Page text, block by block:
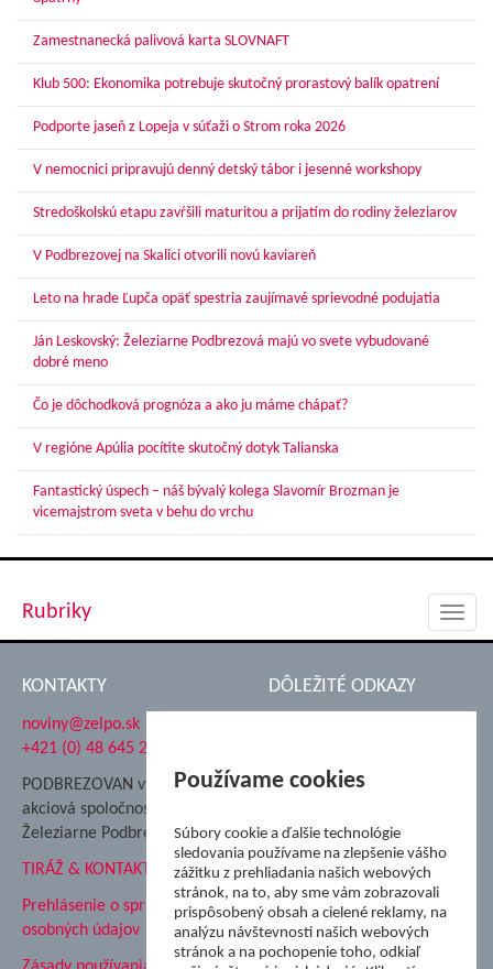
Zamestnanecká palivová karta SLOVNAFT
Klub 500: Ekonomika potrebuje skutočný prorastový balík opatrení
Podporte jaseň z Lopeja v súťaži o Strom roka 2026
V nemocnici pripravujú denný detský tábor i jesenné workshopy
Stredoškolskú etapu zavŕšili maturitou a prijatím do rodiny železiarov
V Podbrezovej na Skalici otvorili novú kaviareň
Leto na hrade Ľupča opäť spestria zaujímavé sprievodné podujatia
Ján Leskovský: Železiarne Podbrezová majú vo svete vybudované
dobré meno
Čo je dôchodková prognóza a ako ju máme chápať?
V regióne Apúlia pocítite skutočný dotyk Talianska
Fantastický úspech – náš bývalý kolega Slavomír Brozman je
vicemajstrom sveta v behu do vrchu
Rubriky
KONTAKTY
noviny@zelpo.sk
+421 (0) 48 645 2711
PODBREZOVAN vydáva
akciová spoločnosť
Železiarne Podbrezová
TIRÁŽ & KONTAKT
Prehlásenie o spracovaní
osobných údajov
DÔLEŽITÉ ODKAZY
Nadácia Železiarne
ŽP Informatika s.r.o.
ŠK Železiarne Podbrezová
Tále a.s.
Používame cookies
Súbory cookie a ďalšie technológie
sledovania používame na zlepšenie vášho
zážitku z prehliadania našich webových
stránok, na to, aby sme vám zobrazovali
prispôsobený obsah a cielené reklamy, na
analýzu návštevnosti našich webových
stránok a na pochopenie toho, odkiaľ